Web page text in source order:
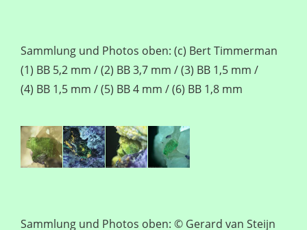
Sammlung und Photos oben: (c) Bert Timmerman
(1) BB 5,2 mm / (2) BB 3,7 mm / (3) BB 1,5 mm /
(4) BB 1,5 mm / (5) BB 4 mm / (6) BB 1,8 mm
Sammlung und Photos oben: © Gerard van Steijn